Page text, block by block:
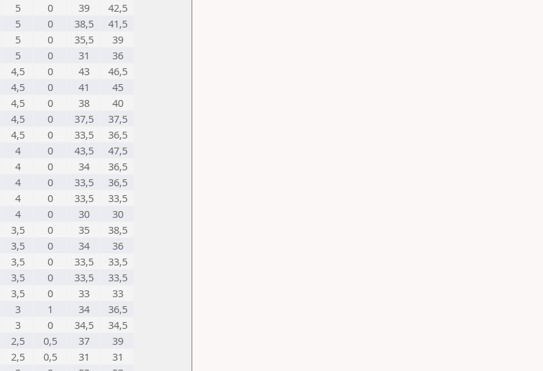
5 0 39
42,5
5 0 38,5
41,5
5 0 35,5
39
5 0 31
36
4,5 0 43
46,5
4,5 0 41
45
4,5 0 38
40
4,5 0 37,5
37,5
4,5 0 33,5
36,5
4 0 43,5
47,5
4 0 34
36,5
4 0 33,5
36,5
4 0 33,5
33,5
4 0 30
30
3,5 0 35
38,5
3,5 0 34
36
3,5 0 33,5
33,5
3,5 0 33,5
33,5
3,5 0 33
33
3 1 34
36,5
3 0 34,5
34,5
2,5 0,5 37
39
2,5 0,5 31
31